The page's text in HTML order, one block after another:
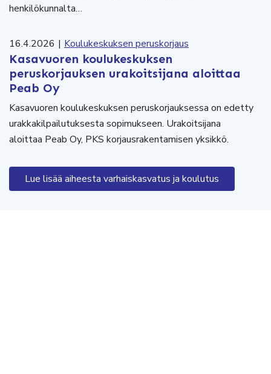
henkilökunnalta…
16.4.2026 | Koulukeskuksen peruskorjaus
Kasavuoren koulukeskuksen
peruskorjauksen urakoitsijana aloittaa
Peab Oy
Kasavuoren koulukeskuksen peruskorjauksessa on edetty
urakkakilpailutuksesta sopimukseen. Urakoitsijana
aloittaa Peab Oy, PKS korjausrakentamisen yksikkö.
Lue lisää aiheesta varhaiskasvatus ja koulutus